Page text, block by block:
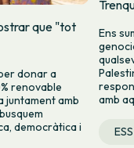
que "tot
donar a
renovable
juntament amb
democràtica i
Ens
amb
ESS